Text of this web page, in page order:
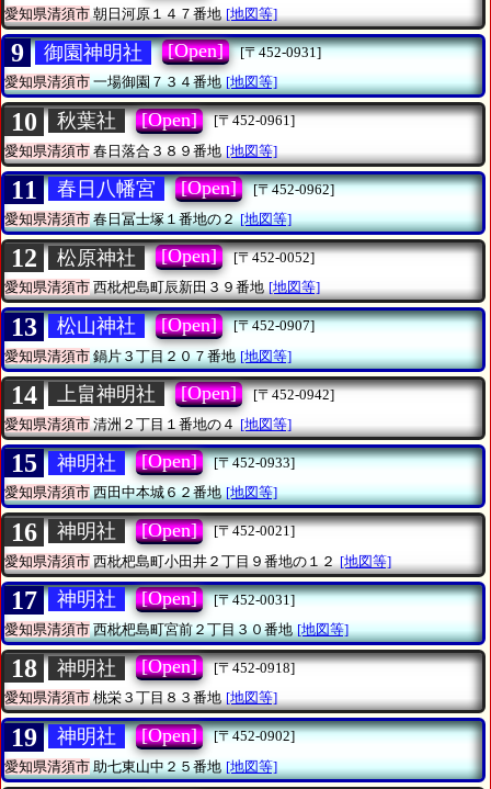
愛知県清須市朝日河原１４７番地 [地図等]
9 御園神明社 [Open]
[〒452-0931]
愛知県清須市一場御園７３４番地 [地図等]
10 秋葉社 [Open]
[〒452-0961]
愛知県清須市 春日落合３８９番地 [地図等]
11 春日八幡宮 [Open]
[〒452-0962]
愛知県清須市春日冨士塚１番地の２ [地図等]
12 松原神社 [Open]
[〒452-0052]
愛知県清須市西枇杷島町辰新田３９番地 [地図等]
13 松山神社 [Open]
[〒452-0907]
愛知県清須市鍋片３丁目２０７番地 [地図等]
14 上畠神明社 [Open]
[〒452-0942]
愛知県清須市 清洲２丁目１番地の４ [地図等]
15 神明社 [Open]
[〒452-0933]
愛知県清須市西田中本城６２番地 [地図等]
16 神明社 [Open]
[〒452-0021]
愛知県清須市 西枇杷島町小田井２丁目９番地の１２ [地図等]
17 神明社 [Open]
[〒452-0031]
愛知県清須市西枇杷島町宮前２丁目３０番地 [地図等]
18 神明社 [Open]
[〒452-0918]
愛知県清須市桃栄３丁目８３番地 [地図等]
19 神明社 [Open]
[〒452-0902]
愛知県清須市助七東山中２５番地 [地図等]